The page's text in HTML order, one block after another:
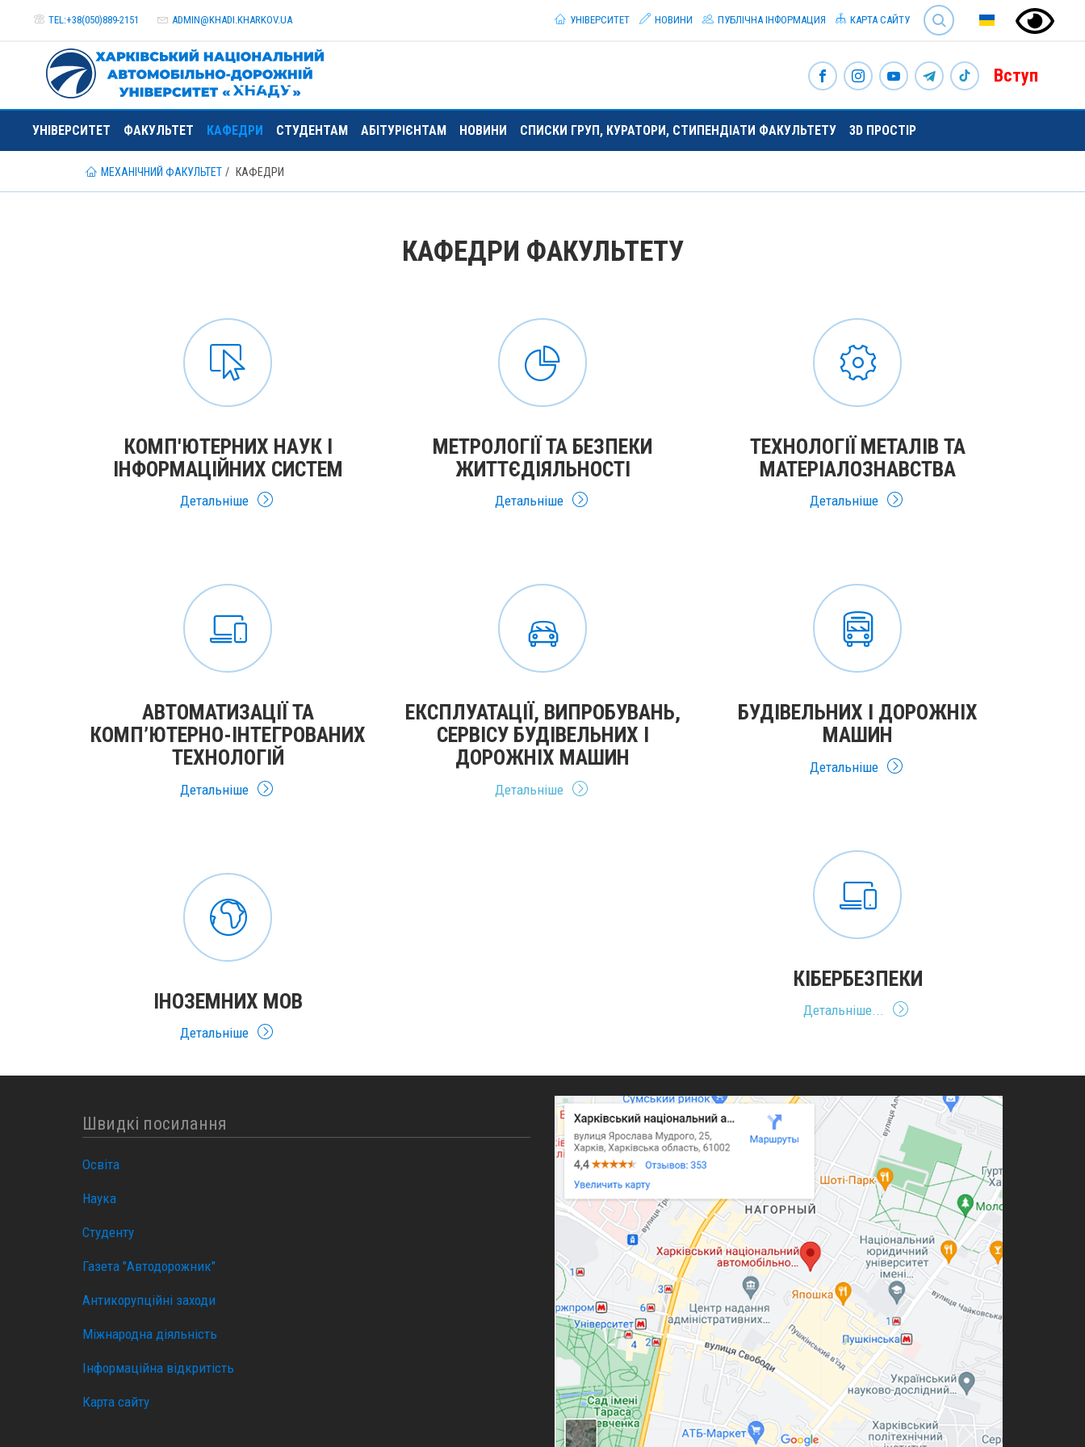
TEL:+38(050)889-2151 ADMIN@KHADI.KHARKOV.UA
SEARCH
УНІВЕРСИТЕТ
НОВИНИ ПУБЛІЧНА ІНФОРМАЦИЯ КАРТА САЙТУ
Вступ
УНІВЕРСИТЕТ ФАКУЛЬТЕТ КАФЕДРИ СТУДЕНТАМ АБІТУРІЄНТАМ НОВИНИ СПИСКИ ГРУП, КУРАТОРИ, СТИПЕНДІАТИ ФАКУЛЬТЕТУ 3D ПРОСТІР
МЕХАНІЧНИЙ ФАКУЛЬТЕТ КАФЕДРИ
КАФЕДРИ ФАКУЛЬТЕТУ
КОМП'ЮТЕРНИХ НАУК І
ІНФОРМАЦІЙНИХ СИСТЕМ
Детальніше
АВТОМАТИЗАЦІЇ ТА
КОМП’ЮТЕРНО-ІНТЕГРОВАНИХ
ТЕХНОЛОГІЙ
Детальніше
ІНОЗЕМНИХ МОВ
Детальніше
МЕТРОЛОГІЇ ТА БЕЗПЕКИ
ЖИТТЄДІЯЛЬНОСТІ
Детальніше
ЕКСПЛУАТАЦІЇ, ВИПРОБУВАНЬ,
СЕРВІСУ БУДІВЕЛЬНИХ І
ДОРОЖНІХ МАШИН
Детальніше
ТЕХНОЛОГІЇ МЕТАЛІВ ТА
МАТЕРІАЛОЗНАВСТВА
Детальніше
БУДІВЕЛЬНИХ І ДОРОЖНІХ
МАШИН
Детальніше
КІБЕРБЕЗПЕКИ
Детальніше...
Швидкі посилання
Освіта
Наука
Студенту
Газета "Автодорожник"
Антикорупційні заходи
Міжнародна діяльність
Інформаційна відкритість
Карта сайту